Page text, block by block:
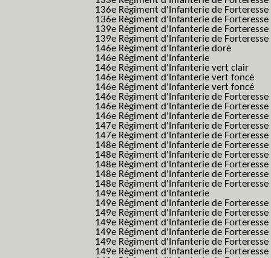
136e Régiment d'Infanterie de Forteresse
136e Régiment d'Infanterie de
139e Régiment d'Infanterie de
139e Régiment d'Infanterie de
146e Régiment d'Infanterie doré
146e Régiment d'Infanterie
146e Régiment d'Infanterie vert clair
146e Régiment d'Infanterie vert foncé
146e Régiment d'Infanterie vert foncé
146e Régiment d'Infanterie de
146e Régiment d'Infanterie de
146e Régiment d'Infanterie de
147e Régiment d'Infanterie de Forteresse
147e Régiment d'Infanterie de Forteresse
148e Régiment d'Infanterie de Forteresse
148e Régiment d'Infanterie de Forteresse
148e Régiment d'Infanterie de Forteresse
148e Régiment d'Infanterie de Forteresse
148e Régiment d'Infanterie de Forteresse
149e Régiment d'Infanterie
149e Régiment d'Infanterie de
149e Régiment d'Infanterie de
149e Régiment d'Infanterie de
149e Régiment d'Infanterie de
149e Régiment d'Infanterie de
149e Régiment d'Infanterie de